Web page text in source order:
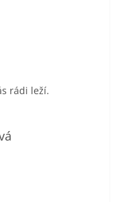
5 hvězdiček.
rádi leží.
5 hvězdiček.